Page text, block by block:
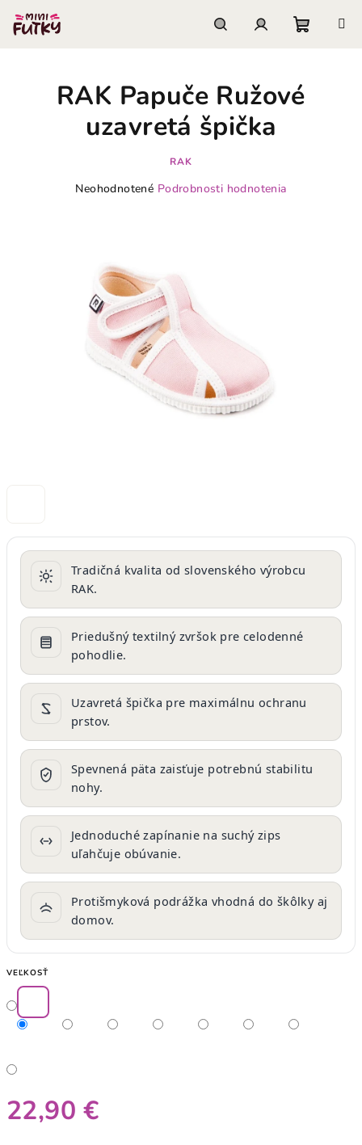
obsah
košík
Tradičná kvalita od slovenského výrobcu
RAK.
Priedušný textilný zvršok pre celodenné
pohodlie.
Uzavretá špička pre maximálnu ochranu
prstov.
Spevnená päta zaisťuje potrebnú stabilitu
nohy.
Jednoduché zapínanie na suchý zips
uľahčuje obúvanie.
Protišmyková podrážka vhodná do škôlky aj
domov.
VEĽKOSŤ
22,90 €
RAK Papuče Ružové
uzavretá špička
RAK
Priemerné
hviezdičiek.
Neohodnotené Podrobnosti hodnotenia